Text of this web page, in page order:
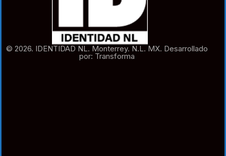
© 2026. IDENTIDAD NL. Monterrey. N.L. MX. Desarrollado
por: Transforma